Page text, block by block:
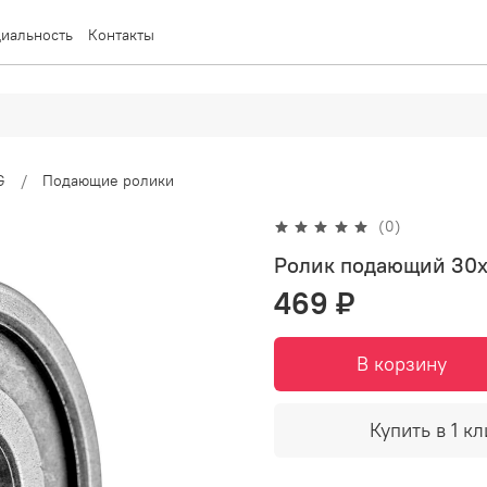
Контакты
Подающие ролики
(0)
Ролик подающий
469 ₽
В корзину
Купить в 1